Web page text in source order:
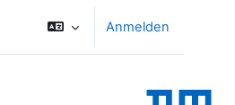
Anmelden